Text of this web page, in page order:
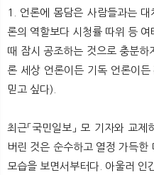
1. 언론에 몸담은 사람들과는
론의 역할보다 시청률 따위 등
때 잠시 공조하는 것으로 충분
론 세상 언론이든 기독 언론이
믿고 싶다).
최근「국민일보」 모 기자와 교
버린 것은 순수하고 열정 가득
모습을 보면서부터다. 아울러 인